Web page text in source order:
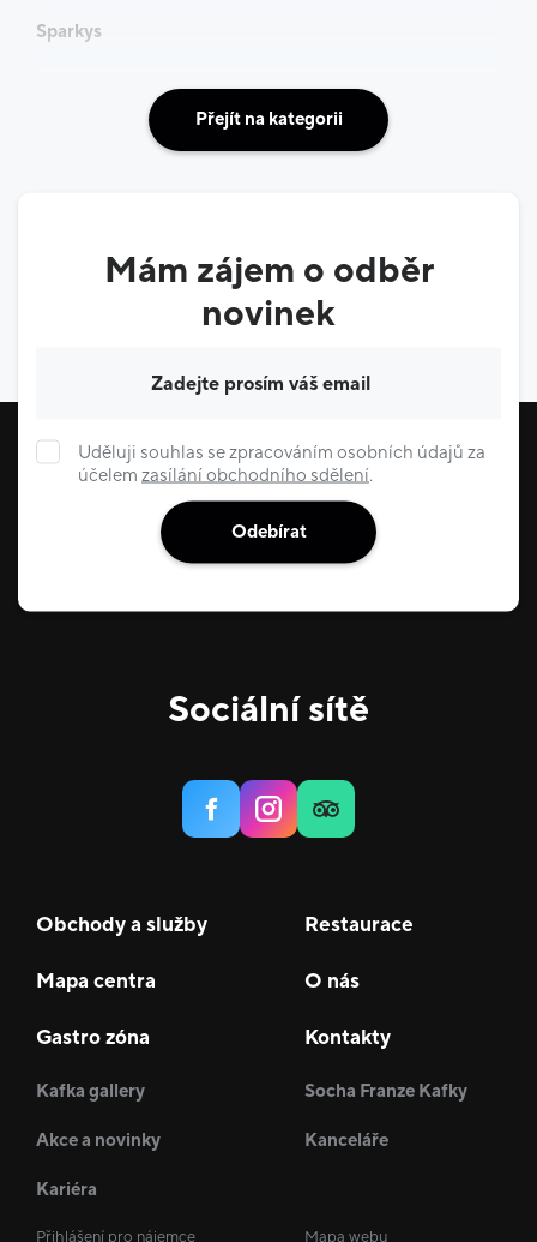
Sparkys
Přejít na kategorii
Mám zájem o odběr
novinek
Uděluji souhlas se zpracováním osobních údajů za
účelem zasílání obchodního sdělení.
Odebírat
Sociální sítě
Obchody a služby Restaurace
Mapa centra O nás
Gastro zóna Kontakty
Kafka gallery Socha Franze Kafky
Akce a novinky Kanceláře
Kariéra
Přihlášení pro nájemce Mapa webu